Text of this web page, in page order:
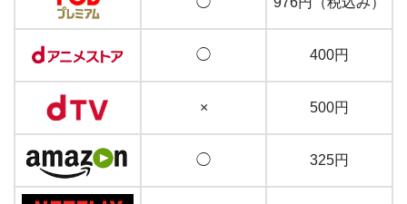
◯ 400円
× 500円
◯ 325円